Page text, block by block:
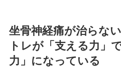
坐骨神経痛が治らな
トレが「支える力」
力」になっている